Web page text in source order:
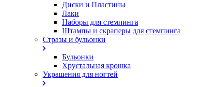
Диски и Пластины
Лаки
Наборы для стемпинга
Штампы и скраперы для стемпинга
Стразы и бульонки
Бульонки
Хрустальная крошка
Украшения для ногтей